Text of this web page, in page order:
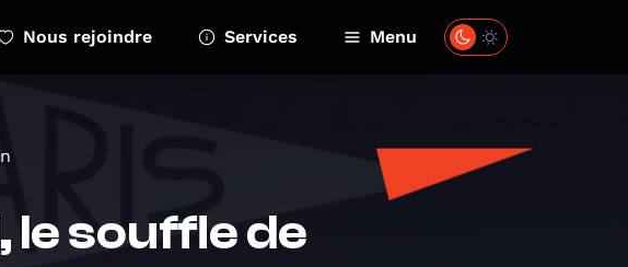
Nous rejoindre Services Menu
le souffle de